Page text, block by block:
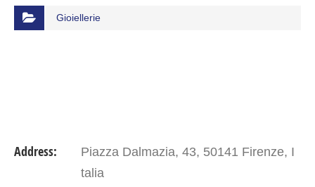
Gioiellerie
Address:
Piazza Dalmazia, 43, 50141 Firenze, I
talia